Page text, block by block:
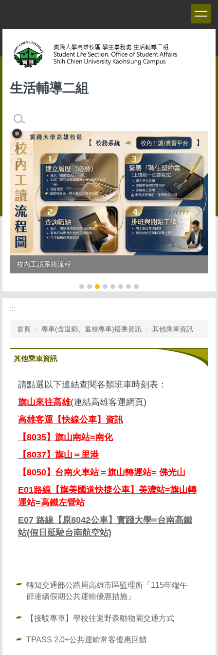
生活輔導二組
校內工讀系統流程
:::
首頁 專車(含返鄉、返校專車)搭乘資訊 其他乘車資訊
其他乘車資訊
請點選以下連結查閱各類班車時刻表：
旗山來往高雄(連結高雄客運網頁)
高雄客運【快線公車】資訊
【8035】旗山南站=南化
【8037】旗山＝里港
【8050】台南火車站＝旗山轉運站= 佛光山
E01路線【旗美國道快捷公車】美濃站=旗山轉
運站=高鐵左營站
E07 路線【原8042公車】實踐大學=台南高鐵
站(假日延駛台南航空站)
轉知交通部公路局高雄市區監理所「115年端午
節連續假期公共運輸優惠措施」
【接駁專車】學校往返野森動物園交通方式
TPASS 2.0+公共運輸常客優惠回饋